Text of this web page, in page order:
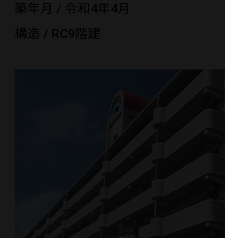
築年月 / 令和4年4月
構造 / RC9階建